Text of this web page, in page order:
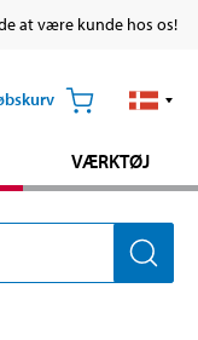
at være kunde hos os!
VÆRKTØJ